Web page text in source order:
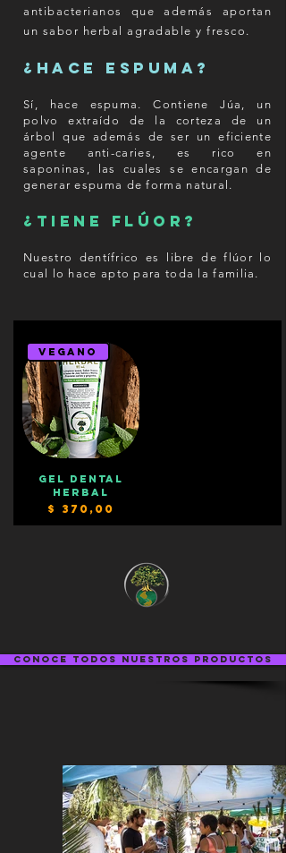
antibacterianos que además aportan
un sabor herbal agradable y fresco.
¿Hace espuma?
Sí, hace espuma. Contiene Júa, un
polvo extraído de la corteza de un
árbol que además de ser un eficiente
agente anti-caries, es rico en
saponinas, las cuales se encargan de
generar espuma de forma natural.
¿Tiene flúor?
Nuestro dentífrico es libre de flúor lo
cual lo hace apto para toda la familia.
Vegano
Gel Dental
Herbal
Precio
$ 370,00
Conoce todos nuestros productos